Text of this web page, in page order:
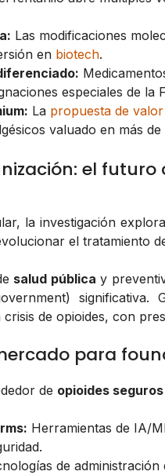
Las modificaciones
en biotech.
especiales de la
La propuesta de valor
valuado en más
el futuro
la investigación explora
el tratamiento
salud pública y
de opioides, con
para
de opioides seguros
Herramientas de IA/
de